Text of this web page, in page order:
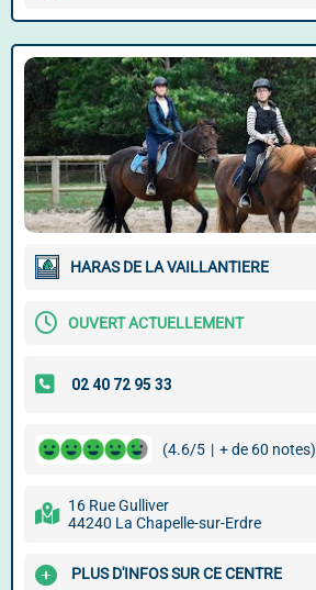
HARAS DE LA VAILLANTIERE
OUVERT ACTUELLEMENT
(4.6/5 | + de 60 notes)
16 Rue Gulliver
44240 La Chapelle-sur-Erdre
PLUS D'INFOS SUR CE CENTRE